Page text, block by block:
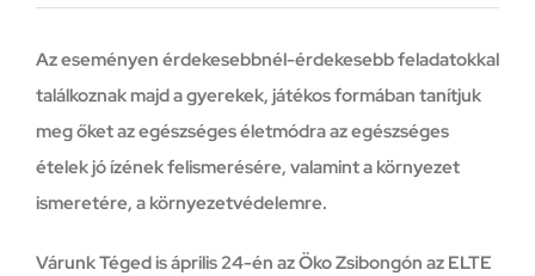
Az eseményen érdekesebbnél-érdekesebb feladatokkal
találkoznak majd a gyerekek, játékos formában tanítjuk
meg őket az egészséges életmódra az egészséges
ételek jó ízének felismerésére, valamint a környezet
ismeretére, a környezetvédelemre.
Várunk Téged is április 24-én az Öko Zsibongón az ELTE